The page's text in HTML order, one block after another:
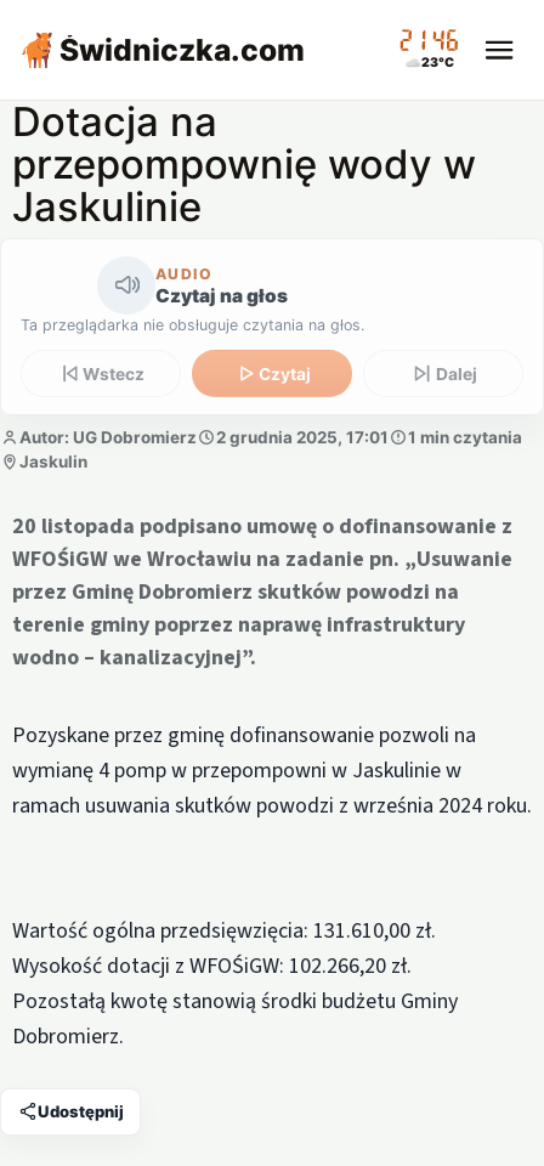
Świdniczka.com 21:46
23°C
Dotacja na
przepompownię wody w
Jaskulinie
AUDIO
Czytaj na głos
Ta przeglądarka nie obsługuje czytania na głos.
Wstecz Czytaj Dalej
Autor: UG Dobromierz 2 grudnia 2025, 17:01
1 min czytania
Jaskulin
20 listopada podpisano umowę o dofinansowanie z
WFOŚiGW we Wrocławiu na zadanie pn. „Usuwanie
przez Gminę Dobromierz skutków powodzi na
terenie gminy poprzez naprawę infrastruktury
wodno – kanalizacyjnej”.
Pozyskane przez gminę dofinansowanie pozwoli na
wymianę 4 pomp w przepompowni w Jaskulinie w
ramach usuwania skutków powodzi z września 2024 roku.
Wartość ogólna przedsięwzięcia: 131.610,00 zł.
Wysokość dotacji z WFOŚiGW: 102.266,20 zł.
Pozostałą kwotę stanowią środki budżetu Gminy
Dobromierz.
Udostępnij